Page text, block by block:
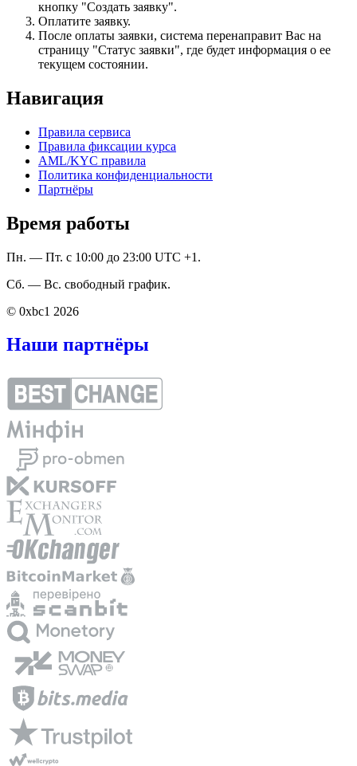
кнопку "Создать заявку".
Оплатите заявку.
После оплаты заявки, система перенаправит Вас на
страницу "Статус заявки", где будет информация о ее
текущем состоянии.
Навигация
Правила сервиса
Правила фиксации курса
AML/KYC правила
Политика конфиденциальности
Партнёры
Время работы
Пн. — Пт. с 10:00 до 23:00 UTC +1.
Сб. — Вс. свободный график.
© 0xbc1 2026
Наши партнёры